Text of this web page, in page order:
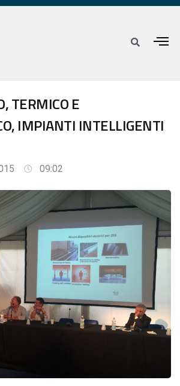
TERMICO E
IMPIANTI INTELLIGENTI
09:02